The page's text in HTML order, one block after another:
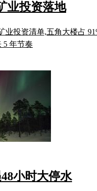
业投资落地
业投资清单,五角大楼占
5 年节奏
小时大停水